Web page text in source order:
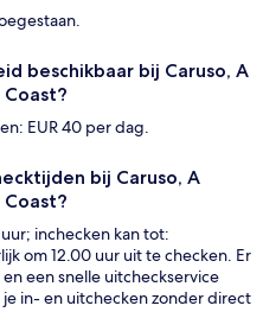
beschikbaar bij Caruso, A
EUR 40 per dag.
bij Caruso, A
inchecken kan tot:
om 12.00 uur uit te checken. Er
een snelle uitcheckservice
je in- en uitchecken zonder direct